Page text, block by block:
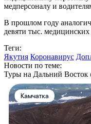
медперсоналу и
В прошлом году
девяти тыс.
Теги:
Якутия Коронавирус
Новости по теме:
Туры на Дальний Восток